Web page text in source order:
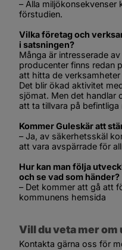
– Alla
förstudien.
Vilka företag och
i satsningen?
Många är intresserade
producenter finns redan
att hitta de
Det blir ökad aktivitet
sjömat. Men det handlar
att ta tillvara på
Kommer Guleskär att
– Ja, av säkerhetsskäl
att vara avspärrade för
Hur kan man följa
och se vad som händer?
– Det kommer att gå att
kommunens hemsida
Vill du veta mer
Kontakta gärna oss för